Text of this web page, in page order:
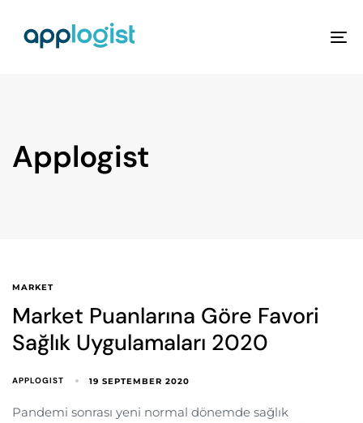
Applogist
MARKET
Market Puanlarına Göre Favori
Sağlık Uygulamaları 2020
APPLOGIST 19 SEPTEMBER 2020
Pandemi sonrası yeni normal dönemde sağlık